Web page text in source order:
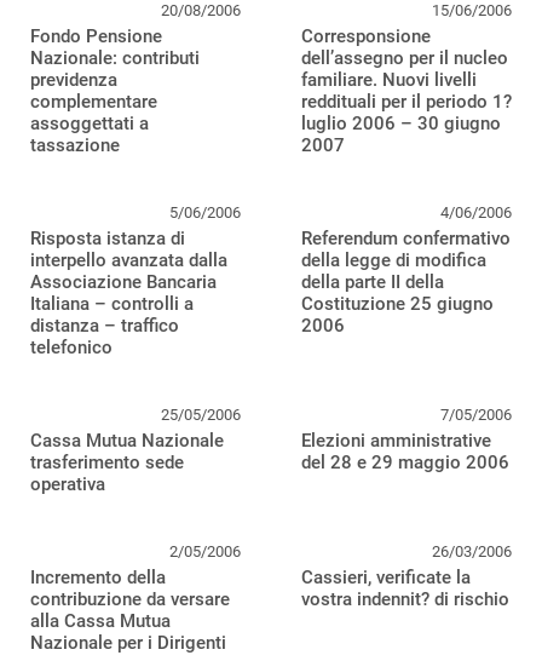
20/08/2006
Fondo Pensione
Nazionale: contributi
previdenza
complementare
assoggettati a
tassazione
15/06/2006
Corresponsione
dell’assegno per il nucleo
familiare. Nuovi livelli
reddituali per il periodo 1?
luglio 2006 – 30 giugno
2007
5/06/2006
Risposta istanza di
interpello avanzata dalla
Associazione Bancaria
Italiana – controlli a
distanza – traffico
telefonico
4/06/2006
Referendum confermativo
della legge di modifica
della parte II della
Costituzione 25 giugno
2006
25/05/2006
Cassa Mutua Nazionale
trasferimento sede
operativa
7/05/2006
Elezioni amministrative
del 28 e 29 maggio 2006
2/05/2006
Incremento della
contribuzione da versare
alla Cassa Mutua
Nazionale per i Dirigenti
26/03/2006
Cassieri, verificate la
vostra indennit? di rischio